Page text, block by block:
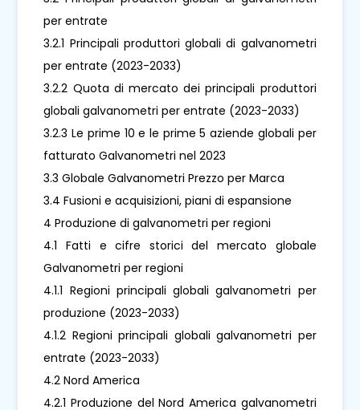
per entrate
3.2.1 Principali produttori globali di galvanometri
per entrate (2023-2033)
3.2.2 Quota di mercato dei principali produttori
globali galvanometri per entrate (2023-2033)
3.2.3 Le prime 10 e le prime 5 aziende globali per
fatturato Galvanometri nel 2023
3.3 Globale Galvanometri Prezzo per Marca
3.4 Fusioni e acquisizioni, piani di espansione
4 Produzione di galvanometri per regioni
4.1 Fatti e cifre storici del mercato globale
Galvanometri per regioni
4.1.1 Regioni principali globali galvanometri per
produzione (2023-2033)
4.1.2 Regioni principali globali galvanometri per
entrate (2023-2033)
4.2 Nord America
4.2.1 Produzione del Nord America galvanometri